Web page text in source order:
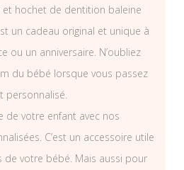
et hochet de dentition baleine
un cadeau original et unique à
ou un anniversaire. N’oubliez
du bébé lorsque vous passez
personnalisé.
de votre enfant avec nos
C’est un accessoire utile
de votre bébé. Mais aussi pour